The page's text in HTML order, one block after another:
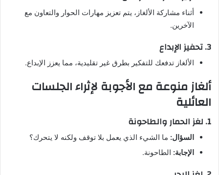
أثناء مشاركة الألغاز، يتم تعزيز مهارات الحوار والتعاون مع
الآخرين.
3. تحفيز الإبداع
الألغاز تدفعك للتفكير بطرق غير تقليدية، مما يعزز الإبداع.
ألغاز منوعة مع الأجوبة لإثراء الجلسات
العائلية
1. لغز الحمار والطاحونة
السؤال: ما الشيء الذي يعمل بلا توقف ولكنه لا يتحرك؟
الإجابة: الطاحونة.